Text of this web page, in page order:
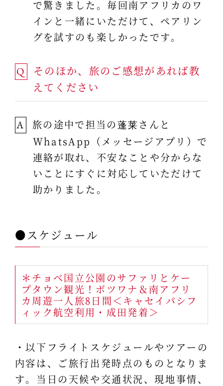
で驚きました。毎回南アフリカのワ
インと一緒にいただけて、ペアリン
グを試すのも楽しかったです。
Q
そのほか、旅のご感想があれば教
えてください
A
旅の途中で担当の蓬莱さんと
WhatsApp（メッセージアプリ）で
連絡が取れ、不安なことや分からな
いことにすぐに対応していただけて
助かりました。
●スケジュール
＊チョベ国立公園のサファリとケー
プタウン観光！ボツワナ＆南アフリ
カ周遊一人旅8日間＜キャセイパシフ
ィック航空利用・成田発着＞
・以下フライトスケジュールやツアーの
内容は、ご旅行出発時点のものとなりま
す。当日の天候や交通状況、現地事情、